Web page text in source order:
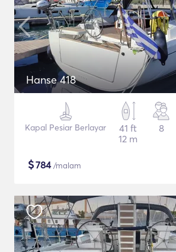
Hanse 418
Kapal Pesiar Berlayar
41 ft
12 m
8
$784/malam